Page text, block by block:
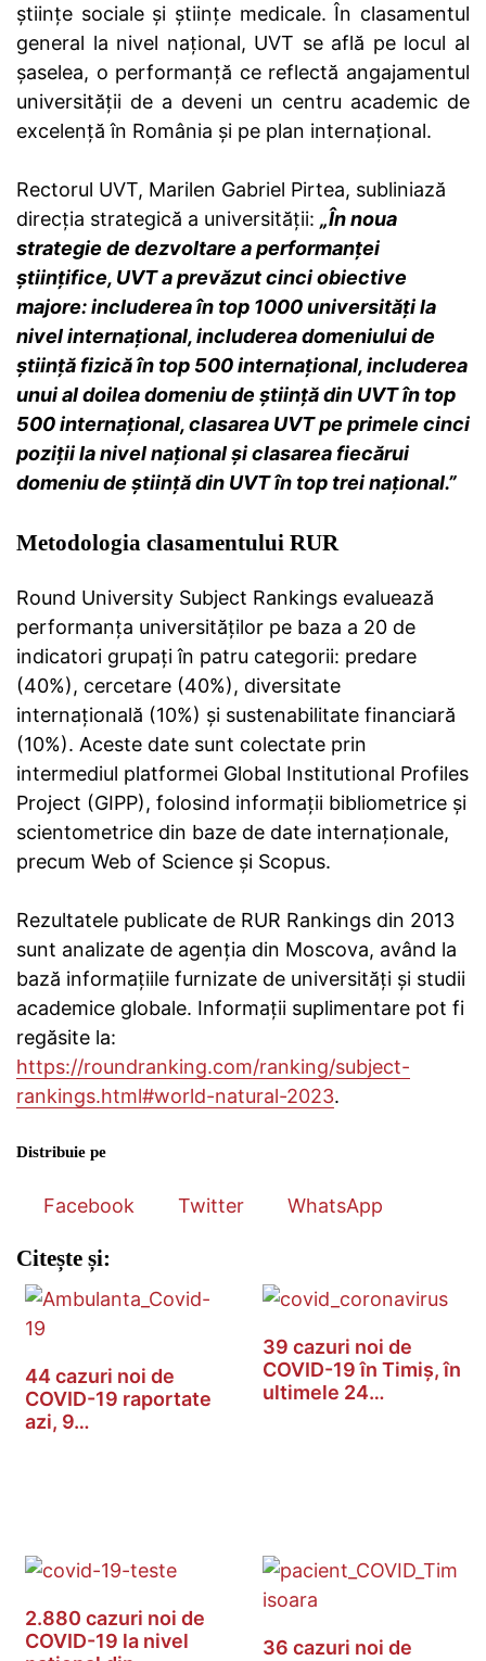
științe sociale și științe medicale. În clasamentul
general la nivel național, UVT se află pe locul al
șaselea, o performanță ce reflectă angajamentul
universității de a deveni un centru academic de
excelență în România și pe plan internațional.
Rectorul UVT, Marilen Gabriel Pirtea, subliniază
direcția strategică a universității: „În noua
strategie de dezvoltare a performanței
științifice, UVT a prevăzut cinci obiective
majore: includerea în top 1000 universități la
nivel internațional, includerea domeniului de
știință fizică în top 500 internațional, includerea
unui al doilea domeniu de știință din UVT în top
500 internațional, clasarea UVT pe primele cinci
poziții la nivel național și clasarea fiecărui
domeniu de știință din UVT în top trei național.”
Metodologia clasamentului RUR
Round University Subject Rankings evaluează
performanța universităților pe baza a 20 de
indicatori grupați în patru categorii: predare
(40%), cercetare (40%), diversitate
internațională (10%) și sustenabilitate financiară
(10%). Aceste date sunt colectate prin
intermediul platformei Global Institutional Profiles
Project (GIPP), folosind informații bibliometrice și
scientometrice din baze de date internaționale,
precum Web of Science și Scopus.
Rezultatele publicate de RUR Rankings din 2013
sunt analizate de agenția din Moscova, având la
bază informațiile furnizate de universități și studii
academice globale. Informaţii suplimentare pot fi
regăsite la:
https://roundranking.com/ranking/subject-
rankings.html#world-natural-2023.
Distribuie pe
Facebook Twitter WhatsApp
Citește și:
44 cazuri noi de
COVID-19 raportate
azi, 9…
39 cazuri noi de
COVID-19 în Timiș, în
ultimele 24…
2.880 cazuri noi de
COVID-19 la nivel
36 cazuri noi de